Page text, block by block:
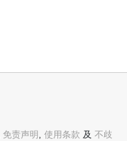
免责声明 , 使用条款 及 不歧